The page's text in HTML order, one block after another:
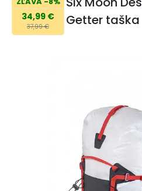
34,99 €
37,99 €
Getter taška